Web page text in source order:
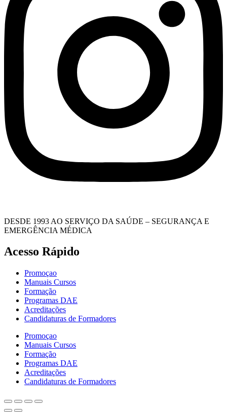
DESDE 1993 AO SERVIÇO DA SAÚDE – SEGURANÇA E
EMERGÊNCIA MÉDICA
Acesso Rápido
Promoçao
Manuais Cursos
Formação
Programas DAE
Acreditações
Candidaturas de Formadores
Promoçao
Manuais Cursos
Formação
Programas DAE
Acreditações
Candidaturas de Formadores